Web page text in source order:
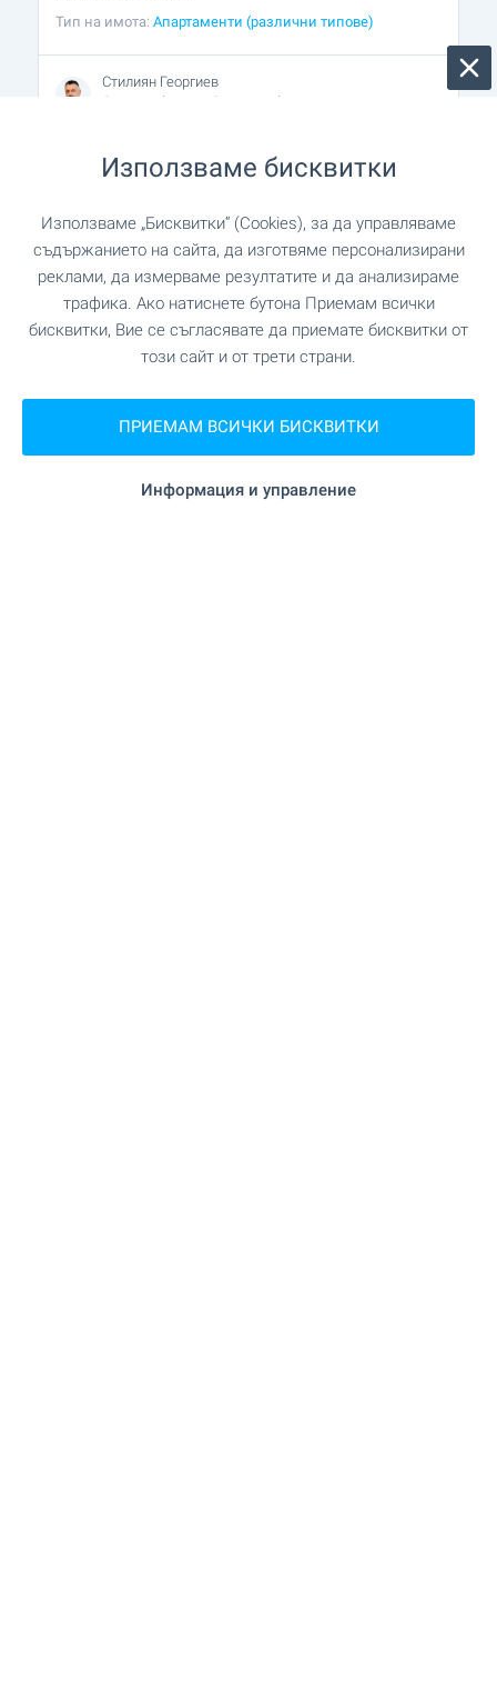
Тип на имота: Апартаменти (различни типове)
Стилиян Георгиев
Старши брокер, Слънчев бряг
Използваме бисквитки
Използваме „Бисквитки“ (Cookies), за да управляваме
съдържанието на сайта, да изготвяме персонализирани
реклами, да измерваме резултатите и да анализираме
трафика. Ако натиснете бутона Приемам всички
бисквитки, Вие се съгласявате да приемате бисквитки от
този сайт и от трети страни.
ПРИЕМАМ ВСИЧКИ БИСКВИТКИ
Информация и управление